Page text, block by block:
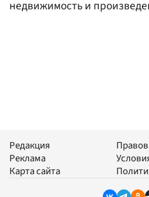
недвижимость и
Редакция
Реклама
Карта сайта